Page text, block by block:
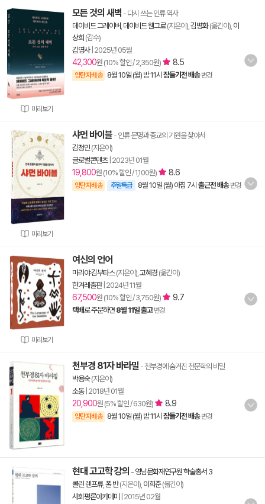
미리보기
모든 것의 새벽 - 다시 쓰는 인류 역사
데이비드 그레이버 데이비드 웬그로(지은이), 김병화(옮긴이), 이
상희 (감수)
김영사| 2025년 05월
42,300원 (10% 할인 / 2,350원) 8.5
양탄자배송 8월 10일 (월) 밤 11시 잠들기전 배송 변경
미리보기
샤먼 바이블 - 인류 문명과 종교의 기원을 찾아서
김정민(지은이)
글로벌콘텐츠| 2023년 01월
19,800원 (10% 할인 / 1,100원) 8.6
양탄자배송 주말특급 8월 10일 (월) 아침 7시 출근전 배송 변경
미리보기
여신의 언어
마리야 김부타스(지은이), 고혜경 (옮긴이)
한겨레출판| 2024년 11월
67,500원 (10% 할인 / 3,750원) 9.7
택배로 주문하면 8월 11일 출고 변경
천부경 81자 바라밀 - 천부경에 숨겨진 천문학의 비밀
박용숙(지은이)
소동| 2018년 01월
20,900원 (5% 할인 / 630원) 8.9
양탄자배송 8월 10일 (월) 밤 11시 잠들기전 배송 변경
현대 고고학 강의 - 영남문화재연구원 학술총서 3
콜린 렌프류, 폴 반(지은이), 이희준(옮긴이)
사회평론아카데미
2015년 02월